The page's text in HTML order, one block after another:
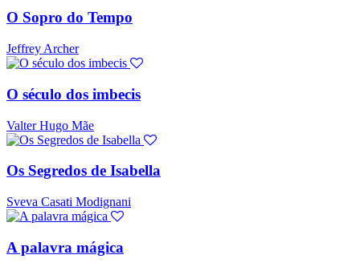
O Sopro do Tempo
Jeffrey Archer
O século dos imbecis
Valter Hugo Mãe
Os Segredos de Isabella
Sveva Casati Modignani
A palavra mágica